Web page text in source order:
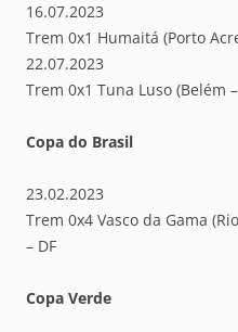
16.07.2023
Trem 0x1 Humaitá (Porto
22.07.2023
Trem 0x1 Tuna Luso (Belém
Copa do Brasil
23.02.2023
Trem 0x4 Vasco da Gama
– DF
Copa Verde